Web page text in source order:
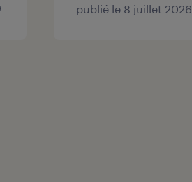
publié le 8 juillet 2026